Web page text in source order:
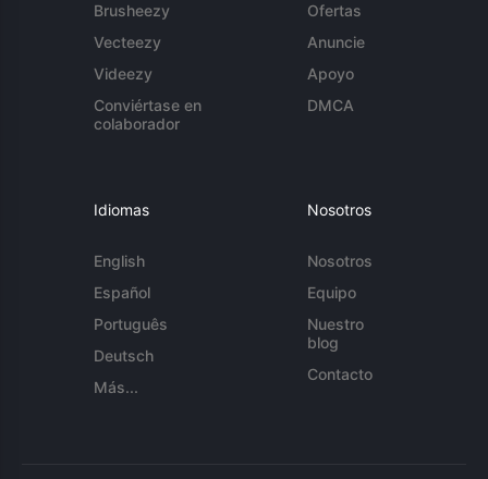
Brusheezy
Vecteezy
Videezy
Conviértase en
colaborador
Ofertas
Anuncie
Apoyo
DMCA
Idiomas
English
Español
Português
Deutsch
Más...
Nosotros
Nosotros
Equipo
Nuestro
blog
Contacto